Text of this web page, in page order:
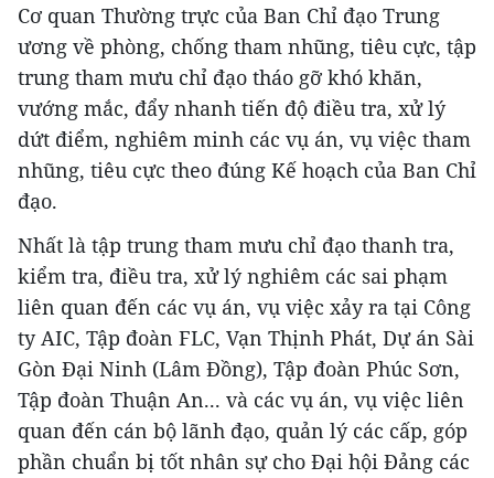
Cơ quan Thường trực của Ban Chỉ đạo Trung
ương về phòng, chống tham nhũng, tiêu cực, tập
trung tham mưu chỉ đạo tháo gỡ khó khăn,
vướng mắc, đẩy nhanh tiến độ điều tra, xử lý
dứt điểm, nghiêm minh các vụ án, vụ việc tham
nhũng, tiêu cực theo đúng Kế hoạch của Ban Chỉ
đạo.
Nhất là tập trung tham mưu chỉ đạo thanh tra,
kiểm tra, điều tra, xử lý nghiêm các sai phạm
liên quan đến các vụ án, vụ việc xảy ra tại Công
ty AIC, Tập đoàn FLC, Vạn Thịnh Phát, Dự án Sài
Gòn Đại Ninh (Lâm Đồng), Tập đoàn Phúc Sơn,
Tập đoàn Thuận An... và các vụ án, vụ việc liên
quan đến cán bộ lãnh đạo, quản lý các cấp, góp
phần chuẩn bị tốt nhân sự cho Đại hội Đảng các